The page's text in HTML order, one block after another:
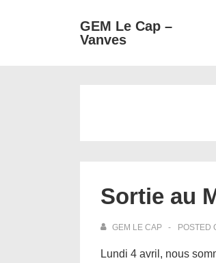
GEM Le Cap –
Vanves
Sortie au
GEM LE CAP POSTED
Lundi 4 avril, nous